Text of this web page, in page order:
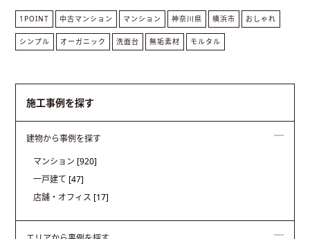
1POINT 中古マンション マンション 神奈川県 横浜市 おしゃれ
シンプル オーガニック 洗面台 無垢素材 モルタル
施工事例を探す
建物から事例を探す
マンション [920]
一戸建て [47]
店舗・オフィス [17]